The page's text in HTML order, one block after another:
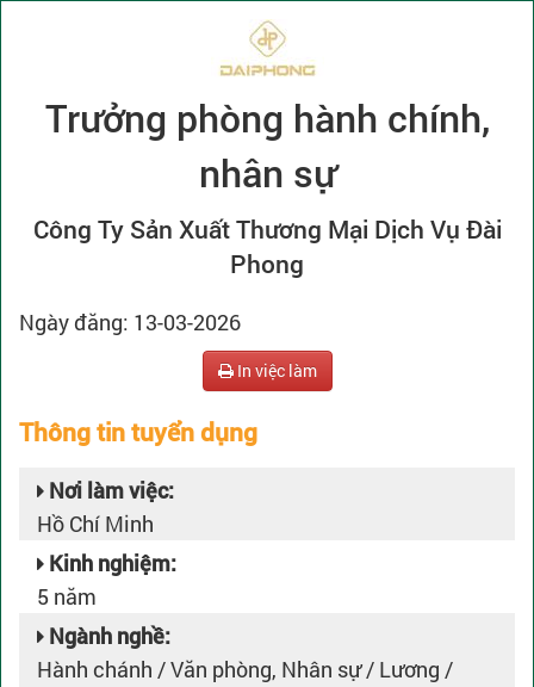
Trưởng phòng hành chính,
nhân sự
Công Ty Sản Xuất Thương Mại Dịch Vụ Đài
Phong
Ngày đăng: 13-03-2026
In việc làm
Thông tin tuyển dụng
Nơi làm việc:
Hồ Chí Minh
Kinh nghiệm:
5 năm
Ngành nghề:
Hành chánh / Văn phòng, Nhân sự / Lương /